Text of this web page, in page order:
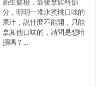
新生健檢，最後拿飲料部
分，明明一堆水蜜桃口味的
果汁，說什麼不能開，只能
拿其他口味的，請問是想暗
摃嗎？...